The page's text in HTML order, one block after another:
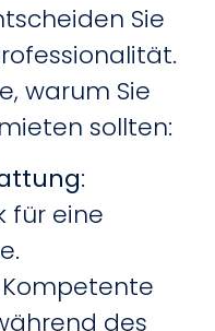
Sie
warum Sie
sollten:
:
für eine
Kompetente
des